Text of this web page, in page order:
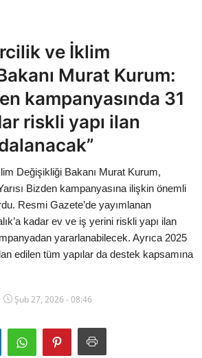
Üst Kurullar
ve İklim
Murat Kurum:
kampanyasında 31
riskli yapı ilan
Değişikliği Bakanı Murat Kurum,
Bizden kampanyasına ilişkin önemli
Resmi Gazete’de yayımlanan
kadar ev ve iş yerini riskli yapı ilan
yararlanabilecek. Ayrıca 2025
edilen tüm yapılar da destek kapsamına
Şub 27, 2026 - 08:46